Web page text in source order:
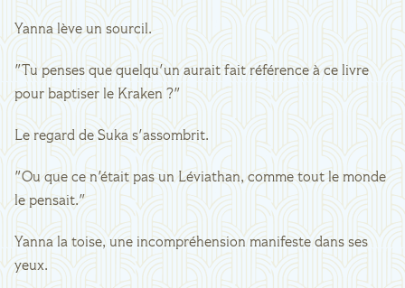
Yanna lève un sourcil.
"Tu penses que quelqu'un aurait fait référence à ce livre
pour baptiser le Kraken ?"
Le regard de Suka s'assombrit.
"Ou que ce n'était pas un Léviathan, comme tout le monde
le pensait."
Yanna la toise, une incompréhension manifeste dans ses
yeux.